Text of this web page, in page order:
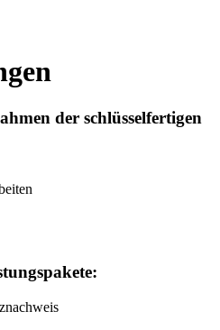
der schlüsselfertigen